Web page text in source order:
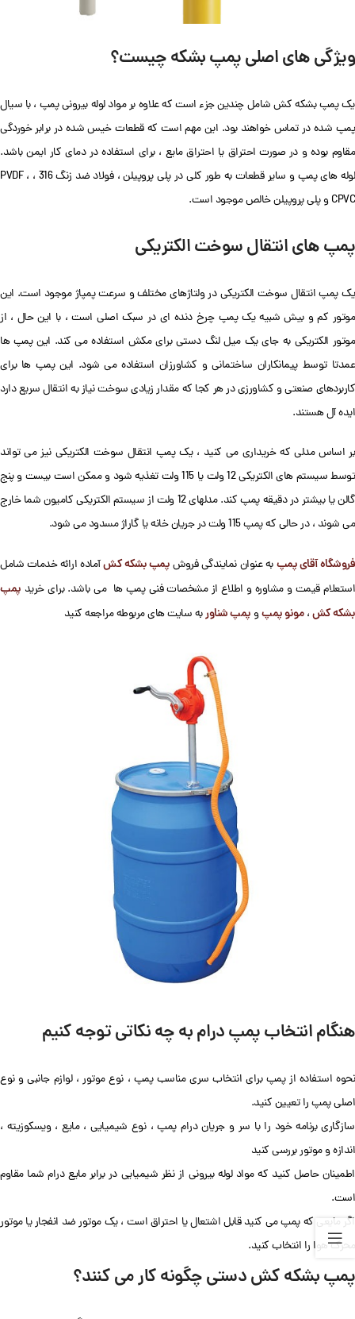
ویژگی های اصلی پمپ بشکه چیست؟
یک پمپ بشکه کش شامل چندین جزء است که علاوه بر مواد لوله بیرونی پمپ ، با سیال
پمپ شده در تماس خواهند بود. این مهم است که قطعات خیس شده در برابر خوردگی
مقاوم بوده و در صورت احتراق یا احتراق مایع ، برای استفاده در دمای کار ایمن باشد.
لوله های پمپ و سایر قطعات به طور کلی در پلی پروپیلن ، فولاد ضد زنگ 316 ، PVDF ،
CPVC و پلی پروپیلن خالص موجود است.
پمپ های انتقال سوخت الکتریکی
یک پمپ انتقال سوخت الکتریکی در ولتاژهای مختلف و سرعت پمپاژ موجود است. این
موتور کم و بیش شبیه یک پمپ چرخ دنده ای در سبک اصلی است ، با این حال ، از
موتور الکتریکی به جای یک میل لنگ دستی برای مکش استفاده می کند. این پمپ ها
عمدتا توسط پیمانکاران ساختمانی و کشاورزان استفاده می شود. این پمپ ها برای
کاربردهای صنعتی و کشاورزی در هر کجا که مقدار زیادی سوخت نیاز به انتقال سریع دارد
ایده آل هستند.
بر اساس مدلی که خریداری می کنید ، یک پمپ انتقال سوخت الکتریکی نیز می تواند
توسط سیستم های الکتریکی 12 ولت یا 115 ولت تغذیه شود و ممکن است بیست و پنج
گالن یا بیشتر در دقیقه پمپ کند. مدلهای 12 ولت از سیستم الکتریکی کامیون شما خارج
می شوند ، در حالی که پمپ 115 ولت در جریان خانه یا گاراژ مسدود می شود.
فروشگاه آقای پمپبه عنوان نمایندگی فروشپمپ بشکه کشآماده ارائه خدمات شامل
استعلام قیمت و مشاوره و اطلاع از مشخصات فنی پمپ ها می باشد. برای خرید پمپ
بشکه کش،مونو پمپو پمپ شناوربه سایت های مربوطه مراجعه کنید
هنگام انتخاب پمپ درام به چه نکاتی توجه کنیم
نحوه استفاده از پمپ برای انتخاب سری مناسب پمپ ، نوع موتور ، لوازم جانبی و نوع
اصلی پمپ را تعیین کنید.
سازگاری برنامه خود را با سر و جریان درام پمپ ، نوع شیمیایی ، مایع ، ویسکوزیته ،
اندازه و موتور بررسی کنید
اطمینان حاصل کنید که مواد لوله بیرونی از نظر شیمیایی در برابر مایع درام شما مقاوم
است.
اگر مایعی که پمپ می کنید قابل اشتعال یا احتراق است ، یک موتور ضد انفجار یا موتور
محرک هوا را انتخاب کنید.
پمپ بشکه کش دستی چگونه کار می کنند؟